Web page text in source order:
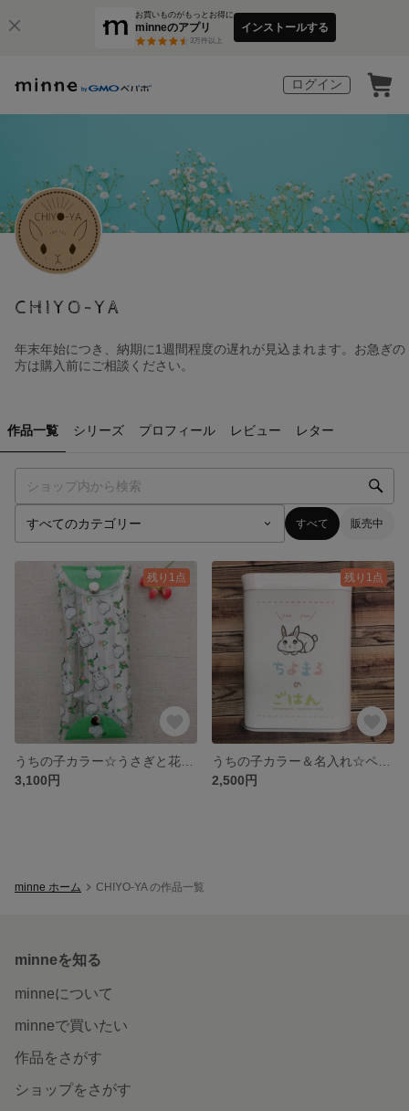
お買いものがもっとお得に
minneのアプリ
3万件以上
インストールする
ログイン
CHIYO-YA
年末年始につき、納期に1週間程度の遅れが見込まれます。お急ぎの
方は購入前にご相談ください。
作品一覧 シリーズ プロフィール レビュー レター
すべて 販売中
残り1点
3,100円
残り1点
2,500円
minne ホーム CHIYO-YA の作品一覧
minneを知る
minneについて
minneで買いたい
作品をさがす
ショップをさがす